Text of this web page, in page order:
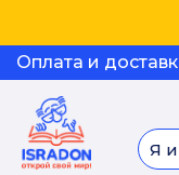
Оплата и